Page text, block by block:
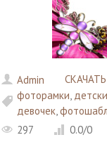
Admin
фоторамки,
девочек,
297
0.0/0